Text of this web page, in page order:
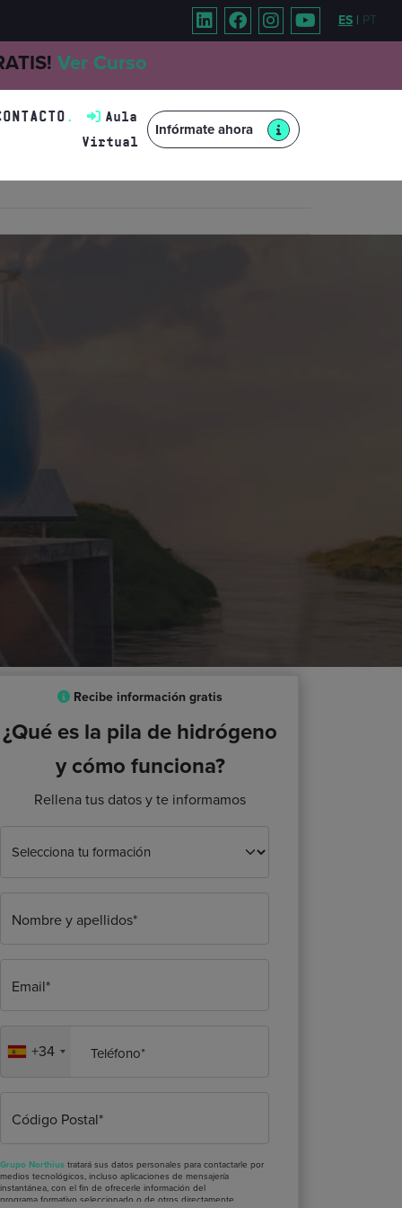
ES | PT
Ver Curso
Aula
Virtual
Infórmate ahora
Recibe información gratis
¿Qué es la pila de hidrógeno
y cómo funciona?
Rellena tus datos y te informamos
Nombre y apellidos*
Email*
+34 Teléfono*
Código Postal*
Grupo Northius tratará sus datos personales para contactarle por
medios tecnológicos, incluso aplicaciones de mensajería
instantánea, con el fin de ofrecerle información del
programa formativo seleccionado o de otros directamente